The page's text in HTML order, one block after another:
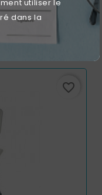
utiliser le
dans la
favorite_border